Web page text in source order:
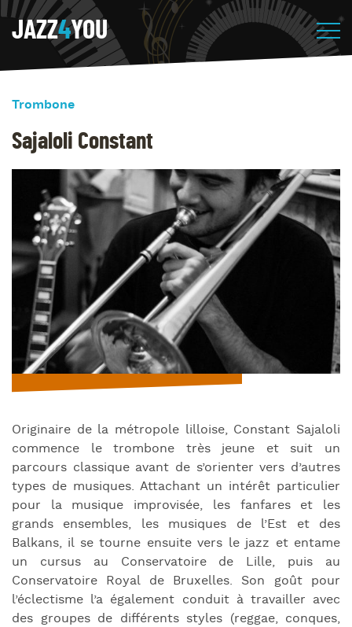
JAZZ4YOU
Trombone
Sajaloli Constant
Originaire de la métropole lilloise, Constant Sajaloli
commence le trombone très jeune et suit un
parcours classique avant de s’orienter vers d’autres
types de musiques. Attachant un intérêt particulier
pour la musique improvisée, les fanfares et les
grands ensembles, les musiques de l’Est et des
Balkans, il se tourne ensuite vers le jazz et entame
un cursus au Conservatoire de Lille, puis au
Conservatoire Royal de Bruxelles. Son goût pour
l’éclectisme l’a également conduit à travailler avec
des groupes de différents styles (reggae, conques,